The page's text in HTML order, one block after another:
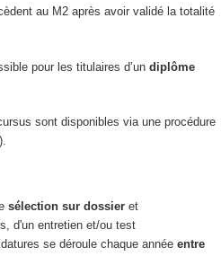
au M2 après avoir validé la totalité
pour les titulaires d’un diplôme
sont disponibles via une procédure
sélection sur dossieret
d'un entretien et/ou test
se déroule chaque année entre